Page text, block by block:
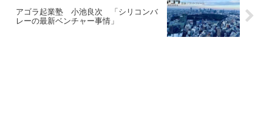
アゴラ起業塾 小池良次 「シリコンバ
レーの最新ベンチャー事情」